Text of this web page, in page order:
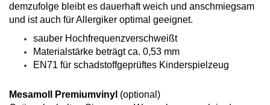
demzufolge bleibt es dauerhaft weich und anschmiegsam
und ist auch für Allergiker optimal geeignet.
sauber Hochfrequenzverschweißt
Materialstärke beträgt ca. 0,53 mm
EN71 für schadstoffgeprüftes Kinderspielzeug
Mesamoll Premiumvinyl (optional)